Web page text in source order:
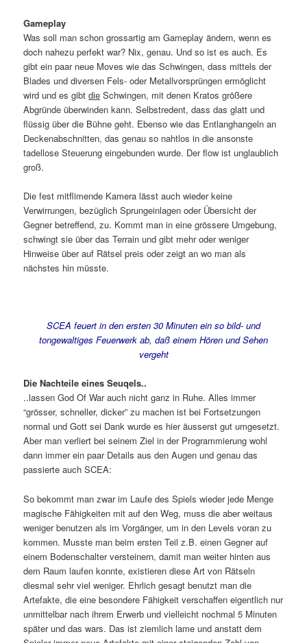
Gameplay
Was soll man schon grossartig am Gameplay ändern, wenn es
doch nahezu perfekt war? Nix, genau. Und so ist es auch. Es
gibt ein paar neue Moves wie das Schwingen, dass mittels der
Blades und diversen Fels- oder Metallvorsprüngen ermöglicht
wird und es gibtdie Schwingen, mit denen Kratos größere
Abgründe überwinden kann. Selbstredent, dass das glatt und
flüssig über die Bühne geht. Ebenso wie das Entlanghangeln an
Deckenabschnitten, das genau so nahtlos in die ansonste
tadellose Steuerung eingebunden wurde. Der flow ist unglaublich
groß.
Die fest mitflimende Kamera lässt auch wieder keine
Verwirrungen, bezüglich Sprungeinlagen oder Übersicht der
Gegner betreffend, zu. Kommt man in eine grössere Umgebung,
schwingt sie über das Terrain und gibt mehr oder weniger
Hinweise über auf Rätsel preis oder zeigt an wo man als
nächstes hin müsste.
SCEA feuert in den ersten 30 Minuten ein so bild- und
tongewaltiges Feuerwerk ab, daß einem Hören und Sehen
vergeht
Die Nachteile eines Seuqels..
..lassen God Of War auch nicht ganz in Ruhe. Alles immer
“grösser, schneller, dicker” zu machen ist bei Fortsetzungen
normal und Gott sei Dank wurde es hier äusserst gut umgesetzt.
Aber man verliert bei seinem Ziel in der Programmierung wohl
dann immer ein paar Details aus den Augen und genau das
passierte auch SCEA:
So bekommt man zwar im Laufe des Spiels wieder jede Menge
magische Fähigkeiten mit auf den Weg, muss die aber weitaus
weniger benutzen als im Vorgänger, um in den Levels voran zu
kommen. Musste man beim ersten Teil z.B. einen Gegner auf
einem Bodenschalter versteinern, damit man weiter hinten aus
dem Raum laufen konnte, existieren diese Art von Rätseln
diesmal sehr viel weniger. Ehrlich gesagt benutzt man die
Artefakte, die eine besondere Fähigkeit verschaffen eigentlich nur
unmittelbar nach ihrem Erwerb und vielleicht nochmal 5 Minuten
später und das wars. Das ist ziemlich lame und anstatt dem